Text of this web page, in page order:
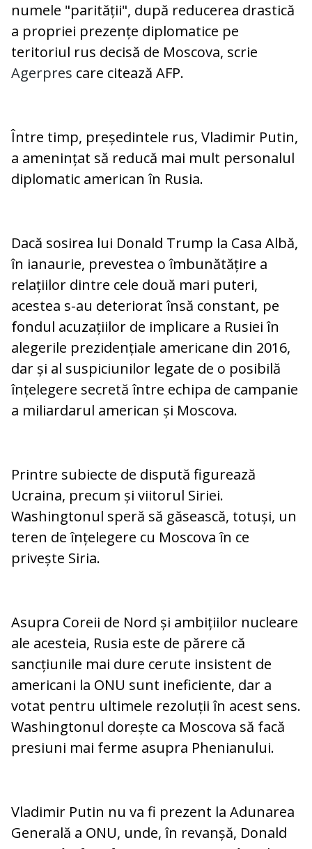
numele "parității", după reducerea drastică
a propriei prezențe diplomatice pe
teritoriul rus decisă de Moscova, scrie
Agerpres care citează AFP.
Între timp, președintele rus, Vladimir Putin,
a amenințat să reducă mai mult personalul
diplomatic american în Rusia.
Dacă sosirea lui Donald Trump la Casa Albă,
în ianaurie, prevestea o îmbunătățire a
relațiilor dintre cele două mari puteri,
acestea s-au deteriorat însă constant, pe
fondul acuzațiilor de implicare a Rusiei în
alegerile prezidențiale americane din 2016,
dar și al suspiciunilor legate de o posibilă
înțelegere secretă între echipa de campanie
a miliardarul american și Moscova.
Printre subiecte de dispută figurează
Ucraina, precum și viitorul Siriei.
Washingtonul speră să găsească, totuși, un
teren de înțelegere cu Moscova în ce
privește Siria.
Asupra Coreii de Nord și ambițiilor nucleare
ale acesteia, Rusia este de părere că
sancțiunile mai dure cerute insistent de
americani la ONU sunt ineficiente, dar a
votat pentru ultimele rezoluții în acest sens.
Washingtonul dorește ca Moscova să facă
presiuni mai ferme asupra Phenianului.
Vladimir Putin nu va fi prezent la Adunarea
Generală a ONU, unde, în revanșă, Donald